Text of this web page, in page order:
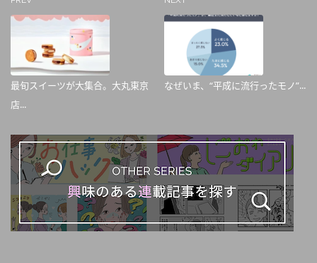
最旬スイーツが大集合。大丸東京
店...
なぜいま、“平成に流行ったモノ”...